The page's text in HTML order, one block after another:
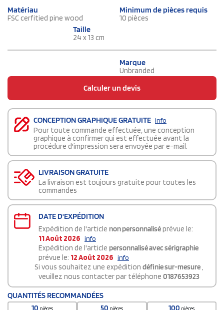
Matériau
FSC cerfitied pine wood
Minimum de pièces requis
10 pièces
Taille
24 x 13 cm
Marque
Unbranded
Calculer un devis
CONCEPTION GRAPHIQUE GRATUITE info
Pour toute commande effectuée, une conception
graphique à confirmer qui est effectuée avant la
procédure d'impression sera envoyée par e-mail.
LIVRAISON GRATUITE
La livraison est toujours gratuite pour toutes les
commandes
DATE D'EXPÉDITION
Expédition de l'article non personnaliséprévue le:
11 Août 2026 info
Expédition de l'article personnalisé avec sérigraphie
prévue le: 12 Août 2026 info
Si vous souhaitez une expédition définie sur-mesure,
veuillez nous contacter par téléphone 0187653923
QUANTITÉS RECOMMANDÉES
10 pièces
50 pièces
100 pièces